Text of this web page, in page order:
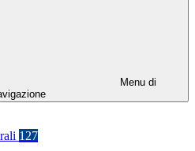
Menu di
127